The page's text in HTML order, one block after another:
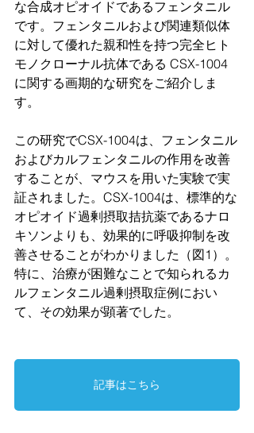
な合成オピオイドであるフェンタニル
です。フェンタニルおよび関連類似体
に対して優れた親和性を持つ完全ヒト
モノクローナル抗体である CSX-1004
に関する画期的な研究をご紹介しま
す。
この研究でCSX-1004は、フェンタニル
およびカルフェンタニルの作用を改善
することが、マウスを用いた実験で実
証されました。CSX-1004は、標準的な
オピオイド過剰摂取拮抗薬であるナロ
キソンよりも、効果的に呼吸抑制を改
善させることがわかりました（図1）。
特に、治療が困難なことで知られるカ
ルフェンタニル過剰摂取症例におい
て、その効果が顕著でした。
記事はこちら